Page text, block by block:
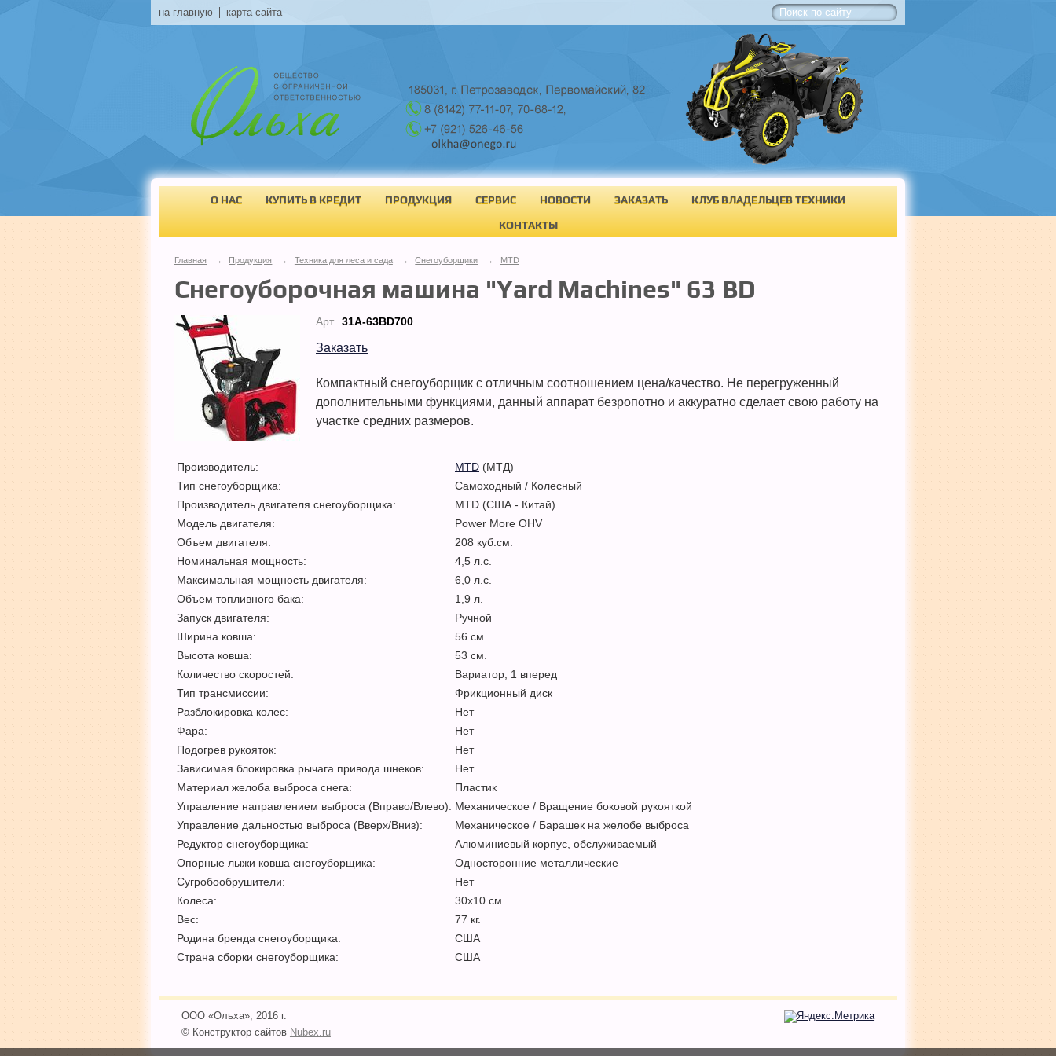
на главную карта сайта
О НАС КУПИТЬ В КРЕДИТ ПРОДУКЦИЯ СЕРВИС НОВОСТИ ЗАКАЗАТЬ
КЛУБ ВЛАДЕЛЬЦЕВ ТЕХНИКИ
КОНТАКТЫ
Главная → Продукция → Техника для леса и сада → Снегоуборщики → MTD
Снегоуборочная машина "Yard Machines" 63 BD
Арт. 31A-63BD700
Заказать
Компактный снегоуборщик с отличным соотношением цена/качество. Не перегруженный
дополнительными функциями, данный аппарат безропотно и аккуратно сделает свою работу на
участке средних размеров.
Производитель: MTD (МТД)
Тип снегоуборщика:
Самоходный / Колесный
Производитель двигателя снегоуборщика:
MTD (США - Китай)
Модель двигателя:
Power More OHV
Объем двигателя:
208 куб.см.
Номинальная мощность:
4,5 л.с.
Максимальная мощность двигателя:
6,0 л.с.
Объем топливного бака:
1,9 л.
Запуск двигателя:
Ручной
Ширина ковша:
56 см.
Высота ковша:
53 см.
Количество скоростей:
Вариатор, 1 вперед
Тип трансмиссии:
Фрикционный диск
Разблокировка колес:
Нет
Фара:
Нет
Подогрев рукояток:
Нет
Зависимая блокировка рычага привода шнеков:
Нет
Материал желоба выброса снега:
Пластик
Управление направлением выброса (Вправо/Влево): Механическое / Вращение боковой рукояткой
Управление дальностью выброса (Вверх/Вниз):
Механическое / Барашек на желобе выброса
Редуктор снегоуборщика:
Алюминиевый корпус, обслуживаемый
Опорные лыжи ковша снегоуборщика:
Односторонние металлические
Сугробообрушители:
Нет
Колеса:
30х10 см.
Вес:
77 кг.
Родина бренда снегоуборщика:
США
Страна сборки снегоуборщика:
США
ООО «Ольха», 2016 г.
© Конструктор сайтов Nubex.ru